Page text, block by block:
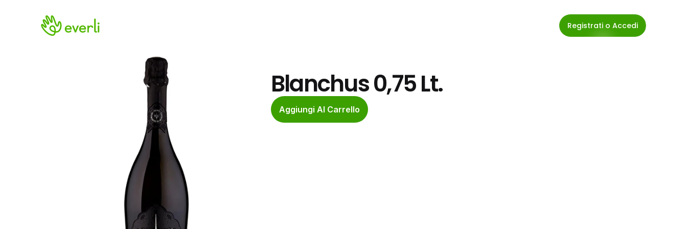
Registrati o Accedi
Blanchus 0,75 Lt.
Aggiungi Al Carrello